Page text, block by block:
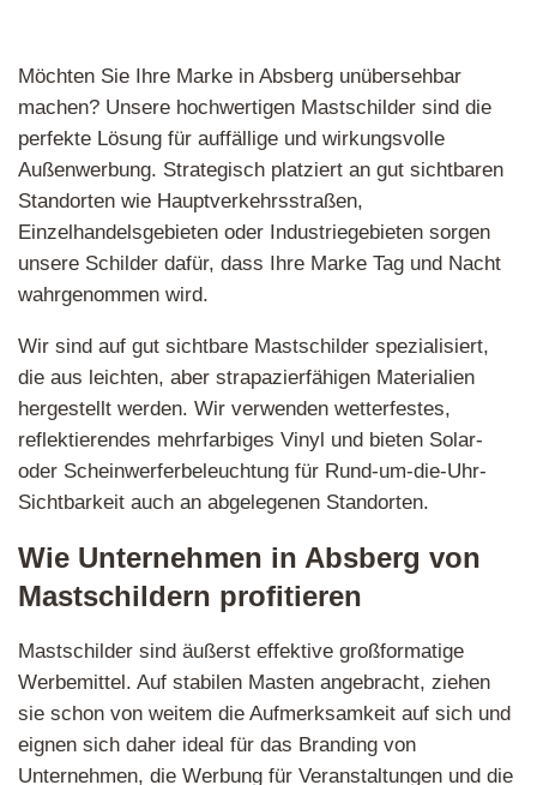
Möchten Sie Ihre Marke in Absberg unübersehbar
machen? Unsere hochwertigen Mastschilder sind die
perfekte Lösung für auffällige und wirkungsvolle
Außenwerbung. Strategisch platziert an gut sichtbaren
Standorten wie Hauptverkehrsstraßen,
Einzelhandelsgebieten oder Industriegebieten sorgen
unsere Schilder dafür, dass Ihre Marke Tag und Nacht
wahrgenommen wird.
Wir sind auf gut sichtbare Mastschilder spezialisiert,
die aus leichten, aber strapazierfähigen Materialien
hergestellt werden. Wir verwenden wetterfestes,
reflektierendes mehrfarbiges Vinyl und bieten Solar-
oder Scheinwerferbeleuchtung für Rund-um-die-Uhr-
Sichtbarkeit auch an abgelegenen Standorten.
Wie Unternehmen in Absberg von
Mastschildern profitieren
Mastschilder sind äußerst effektive großformatige
Werbemittel. Auf stabilen Masten angebracht, ziehen
sie schon von weitem die Aufmerksamkeit auf sich und
eignen sich daher ideal für das Branding von
Unternehmen, die Werbung für Veranstaltungen und die